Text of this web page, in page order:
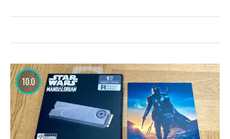
10.0